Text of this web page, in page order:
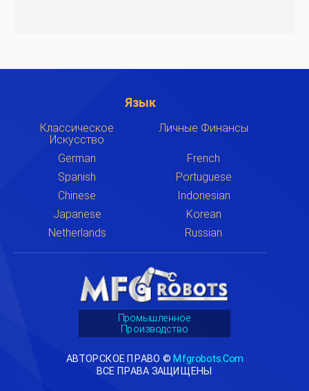
Язык
Классическое
Искусство
Личные Финансы
German
French
Spanish
Portuguese
Chinese
Indonesian
Japanese
Korean
Netherlands
Russian
Промышленное
Производство
АВТОРСКОЕ ПРАВО © Mfgrobots.com
ВСЕ ПРАВА ЗАЩИЩЕНЫ